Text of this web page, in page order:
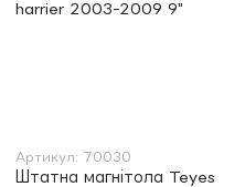
Артикул: 70030
Штатна магнітола Teyes